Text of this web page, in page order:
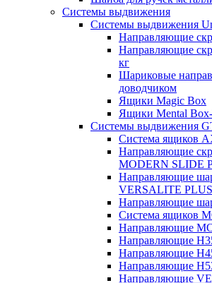
Системы выдвижения
Системы выдвижения
Направляющие
Направляющие
кг
Шариковые
доводчиком
Ящики Magic Box
Ящики Mental
Системы выдвижения
Система ящиков
Направляющие
MODERN SLIDE
Направляющие
VERSALITE
Направляющие
Система ящиков
Направляющие
Направляющие
Направляющие
Направляющие
Направляющие